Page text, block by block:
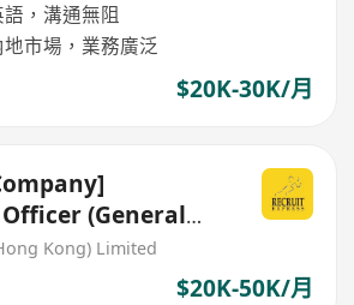
，溝通無阻
市場，業務廣泛
$20K-30K/月
(General
Kong) Limited
$20K-50K/月